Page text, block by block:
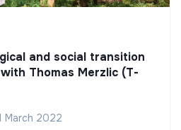
and social transition
Thomas Merzlic (T-
March 2022